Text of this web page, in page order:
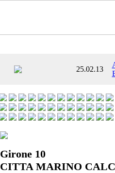
25.02.13
Girone 10
CITTA MARINO